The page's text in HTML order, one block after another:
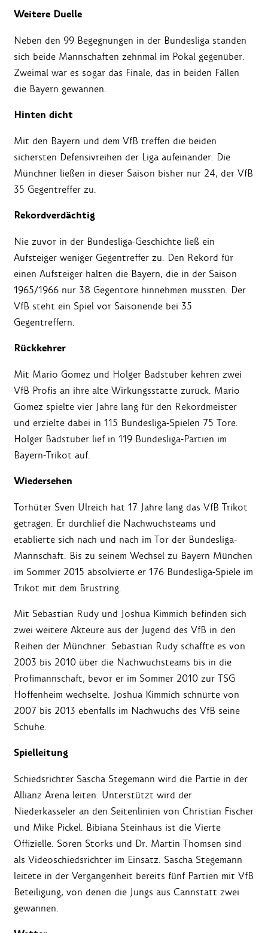
Weitere Duelle
Neben den 99 Begegnungen in der Bundesliga standen
sich beide Mannschaften zehnmal im Pokal gegenüber.
Zweimal war es sogar das Finale, das in beiden Fällen
die Bayern gewannen.
Hinten dicht
Mit den Bayern und dem VfB treffen die beiden
sichersten Defensivreihen der Liga aufeinander. Die
Münchner ließen in dieser Saison bisher nur 24, der VfB
35 Gegentreffer zu.
Rekordverdächtig
Nie zuvor in der Bundesliga-Geschichte ließ ein
Aufsteiger weniger Gegentreffer zu. Den Rekord für
einen Aufsteiger halten die Bayern, die in der Saison
1965/1966 nur 38 Gegentore hinnehmen mussten. Der
VfB steht ein Spiel vor Saisonende bei 35
Gegentreffern.
Rückkehrer
Mit Mario Gomez und Holger Badstuber kehren zwei
VfB Profis an ihre alte Wirkungsstätte zurück. Mario
Gomez spielte vier Jahre lang für den Rekordmeister
und erzielte dabei in 115 Bundesliga-Spielen 75 Tore.
Holger Badstuber lief in 119 Bundesliga-Partien im
Bayern-Trikot auf.
Wiedersehen
Torhüter Sven Ulreich hat 17 Jahre lang das VfB Trikot
getragen. Er durchlief die Nachwuchsteams und
etablierte sich nach und nach im Tor der Bundesliga-
Mannschaft. Bis zu seinem Wechsel zu Bayern München
im Sommer 2015 absolvierte er 176 Bundesliga-Spiele im
Trikot mit dem Brustring.
Mit Sebastian Rudy und Joshua Kimmich befinden sich
zwei weitere Akteure aus der Jugend des VfB in den
Reihen der Münchner. Sebastian Rudy schaffte es von
2003 bis 2010 über die Nachwuchsteams bis in die
Profimannschaft, bevor er im Sommer 2010 zur TSG
Hoffenheim wechselte. Joshua Kimmich schnürte von
2007 bis 2013 ebenfalls im Nachwuchs des VfB seine
Schuhe.
Spielleitung
Schiedsrichter Sascha Stegemann wird die Partie in der
Allianz Arena leiten. Unterstützt wird der
Niederkasseler an den Seitenlinien von Christian Fischer
und Mike Pickel. Bibiana Steinhaus ist die Vierte
Offizielle. Sören Storks und Dr. Martin Thomsen sind
als Videoschiedsrichter im Einsatz. Sascha Stegemann
leitete in der Vergangenheit bereits fünf Partien mit VfB
Beteiligung, von denen die Jungs aus Cannstatt zwei
gewannen.